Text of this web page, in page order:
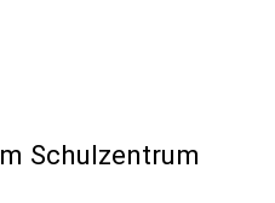
Schulzentrum